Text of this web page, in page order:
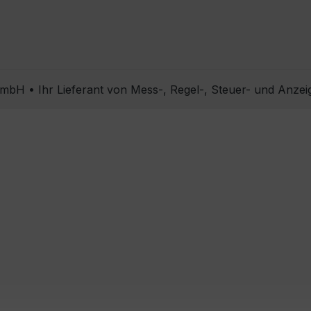
• Ihr Lieferant von Mess-, Regel-, Steuer- und